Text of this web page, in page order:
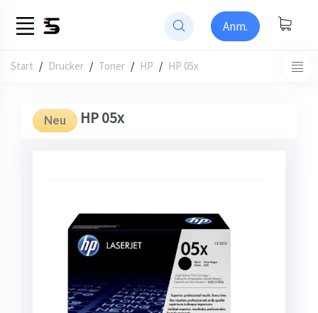
Anm.
Start / Drucker Toner HP HP 05x
Neu HP 05x